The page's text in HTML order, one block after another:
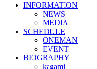
INFORMATION
NEWS
MEDIA
SCHEDULE
ONEMAN
EVENT
BIOGRAPHY
kagami